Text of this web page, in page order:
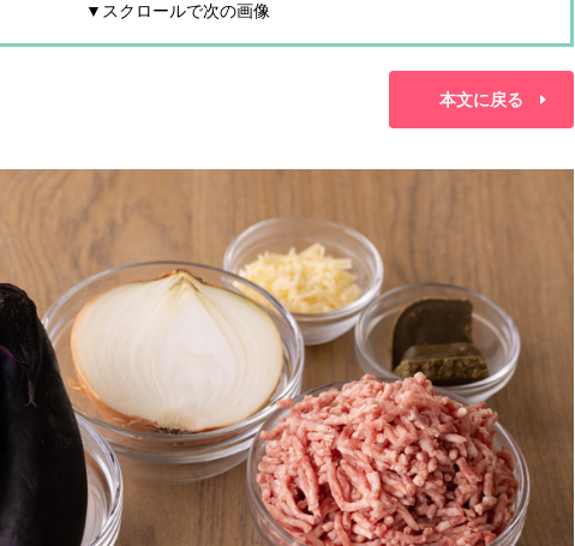
▼スクロールで次の画像
本文に戻る